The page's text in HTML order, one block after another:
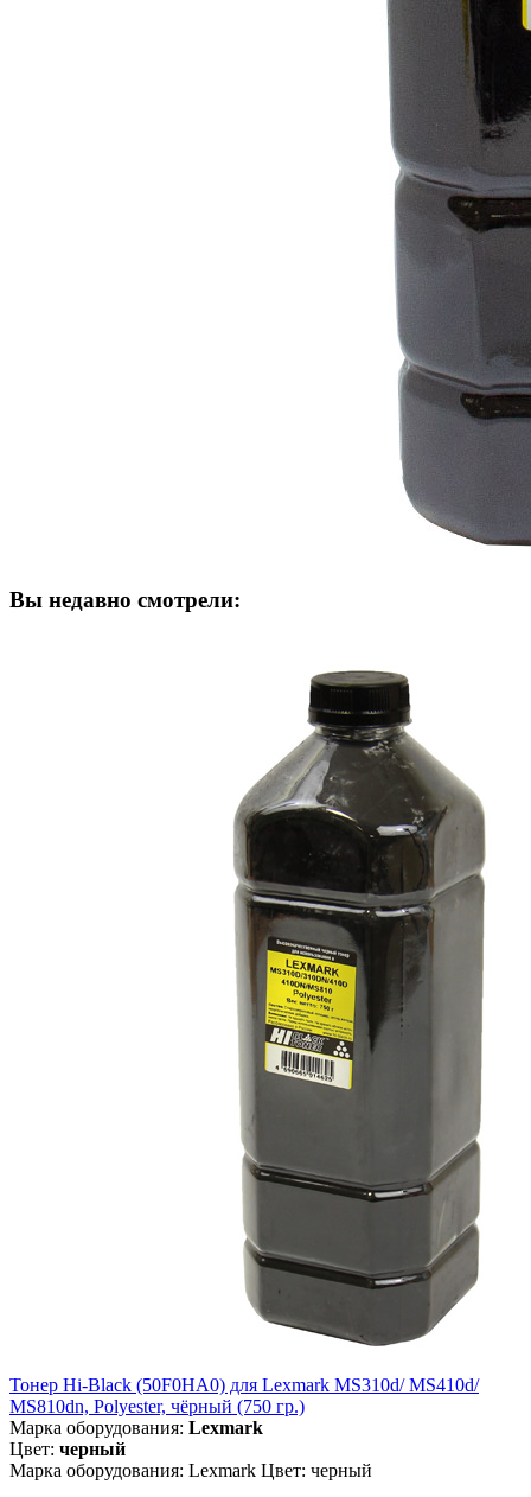
Вы недавно смотрели:
Тонер Hi-Black (50F0HA0) для Lexmark MS310d/ MS410d/
MS810dn, Polyester, чёрный (750 гр.)
Марка оборудования: Lexmark
Цвет: черный
Марка оборудования: Lexmark Цвет: черный